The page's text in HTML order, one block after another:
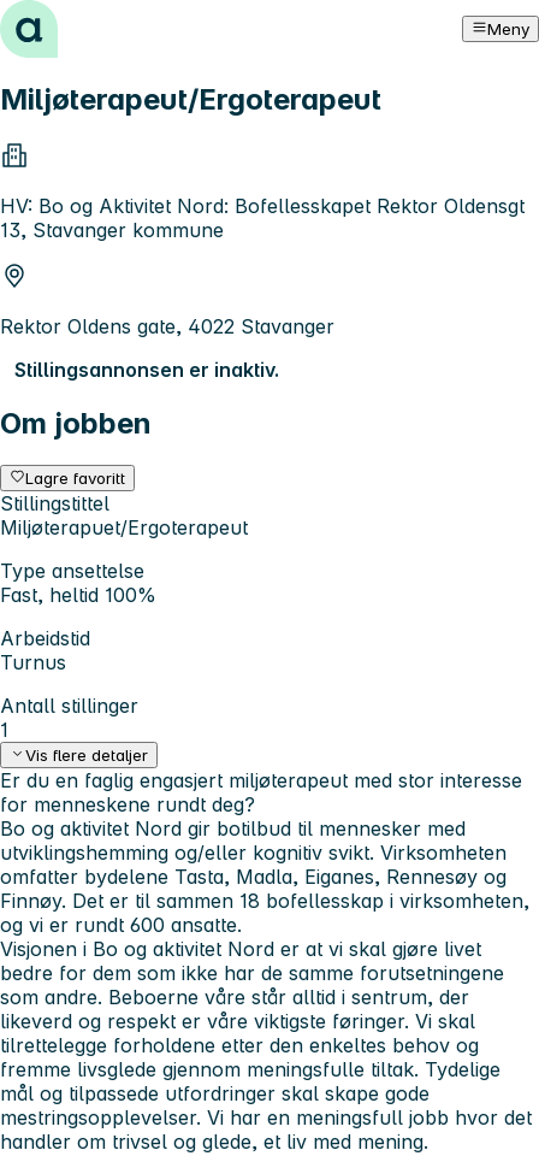
Hopp til innhold Meny
Miljøterapeut/Ergoterapeut
HV: Bo og Aktivitet Nord: Bofellesskapet Rektor Oldensgt
13, Stavanger kommune
Rektor Oldens gate, 4022 Stavanger
Stillingsannonsen er inaktiv.
Om jobben
Lagre favoritt
Stillingstittel
Miljøterapuet/Ergoterapeut
Type ansettelse
Fast, heltid 100%
Arbeidstid
Turnus
Antall stillinger
1
Vis flere detaljer
Er du en faglig engasjert miljøterapeut med stor interesse
for menneskene rundt deg?
Bo og aktivitet Nord gir botilbud til mennesker med
utviklingshemming og/eller kognitiv svikt. Virksomheten
omfatter bydelene Tasta, Madla, Eiganes, Rennesøy og
Finnøy. Det er til sammen 18 bofellesskap i virksomheten,
og vi er rundt 600 ansatte.
Visjonen i Bo og aktivitet Nord er at vi skal gjøre livet
bedre for dem som ikke har de samme forutsetningene
som andre. Beboerne våre står alltid i sentrum, der
likeverd og respekt er våre viktigste føringer. Vi skal
tilrettelegge forholdene etter den enkeltes behov og
fremme livsglede gjennom meningsfulle tiltak. Tydelige
mål og tilpassede utfordringer skal skape gode
mestringsopplevelser. Vi har en meningsfull jobb hvor det
handler om trivsel og glede, et liv med mening.